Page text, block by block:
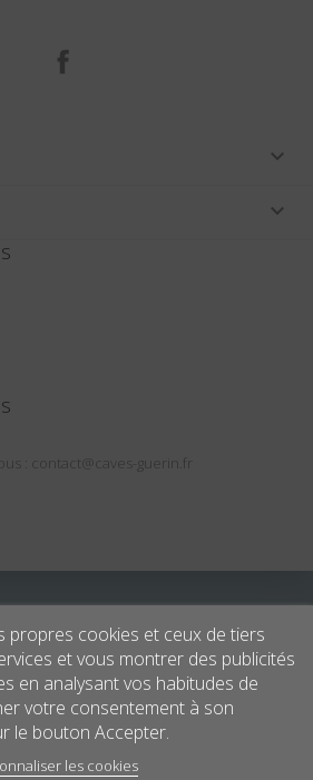


: contact@caves-guerin.fr
propres cookies et ceux de tiers
et vous montrer des publicités
en analysant vos habitudes de
votre consentement à son
le bouton Accepter.
les cookies